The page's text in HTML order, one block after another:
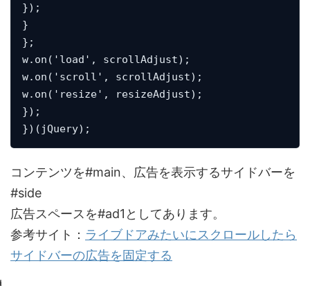
});
}
};
w.on('load', scrollAdjust);
w.on('scroll', scrollAdjust);
w.on('resize', resizeAdjust);
});
})(jQuery);
コンテンツを#main、広告を表示するサイドバーを
#side
広告スペースを#ad1としてあります。
参考サイト： ライブドアみたいにスクロールしたら
サイドバーの広告を固定する